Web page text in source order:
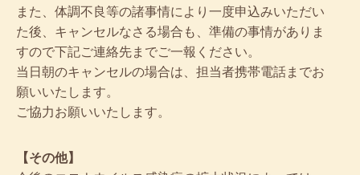
また、体調不良等の諸事情により一度申込みいただい
た後、キャンセルなさる場合も、準備の事情がありま
すので下記ご連絡先までご一報ください。
当日朝のキャンセルの場合は、担当者携帯電話までお
願いいたします。
ご協力お願いいたします。
【その他】